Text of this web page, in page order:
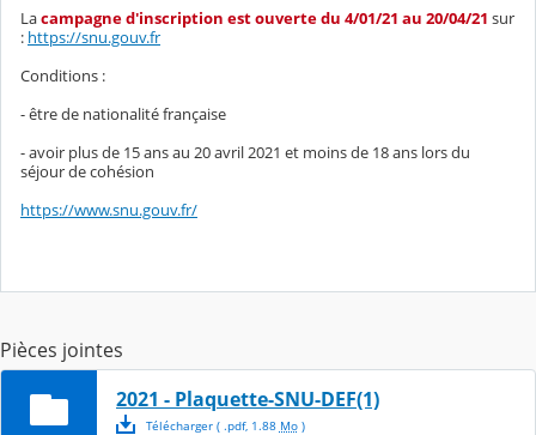
Lacampagne d'inscription est ouverte du 4/01/21 au 20/04/21 sur
: https://snu.gouv.fr
Conditions :
- être de nationalité française
- avoir plus de 15 ans au 20 avril 2021 et moins de 18 ans lors du
séjour de cohésion
https://www.snu.gouv.fr/
Pièces jointes
2021 - Plaquette-SNU-DEF(1)
Télécharger( .pdf, 1.88 Mo)